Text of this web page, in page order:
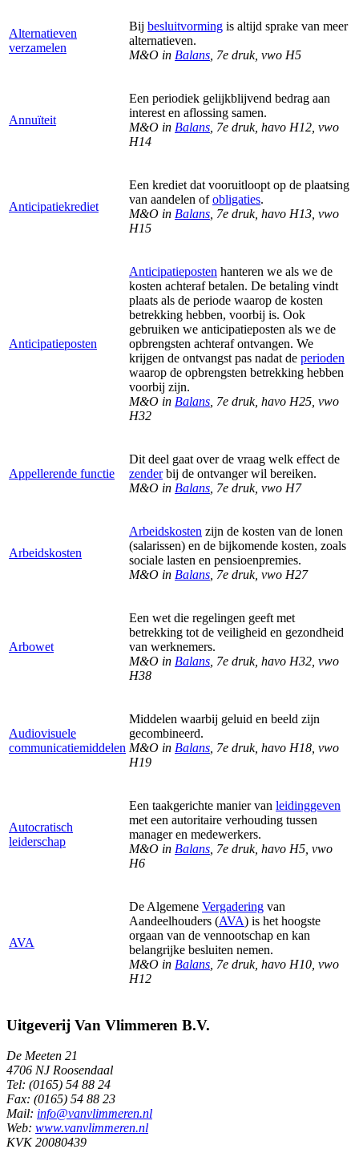
Alternatieven
verzamelen
Bij besluitvorming is altijd sprake van meer
alternatieven.
M&O in Balans , 7e druk, vwo H5
Annuïteit
Een periodiek gelijkblijvend bedrag aan
interest en aflossing samen.
M&O in Balans , 7e druk, havo H12, vwo
H14
Anticipatiekrediet
Een krediet dat vooruitloopt op de plaatsing
van aandelen ofobligaties.
M&O in Balans , 7e druk, havo H13, vwo
H15
Anticipatieposten
Anticipatieposten hanteren we als we de
kosten achteraf betalen. De betaling vindt
plaats als de periode waarop de kosten
betrekking hebben, voorbij is. Ook
gebruiken we anticipatieposten als we de
opbrengsten achteraf ontvangen. We
krijgen de ontvangst pas nadat de perioden
waarop de opbrengsten betrekking hebben
voorbij zijn.
M&O in Balans , 7e druk, havo H25, vwo
H32
Appellerende functie
Dit deel gaat over de vraag welk effect de
zenderbij de ontvanger wil bereiken.
M&O in Balans , 7e druk, vwo H7
Arbeidskosten
Arbeidskosten zijn de kosten van de lonen
(salarissen) en de bijkomende kosten, zoals
sociale lasten en pensioenpremies.
M&O in Balans , 7e druk, vwo H27
Arbowet
Een wet die regelingen geeft met
betrekking tot de veiligheid en gezondheid
van werknemers.
M&O in Balans , 7e druk, havo H32, vwo
H38
Audiovisuele
communicatiemiddelen
Middelen waarbij geluid en beeld zijn
gecombineerd.
M&O in Balans , 7e druk, havo H18, vwo
H19
Autocratisch
leiderschap
Een taakgerichte manier van leidinggeven
met een autoritaire verhouding tussen
manager en medewerkers.
M&O in Balans , 7e druk, havo H5, vwo
H6
AVA
De Algemene Vergadering van
Aandeelhouders (AVA) is het hoogste
orgaan van de vennootschap en kan
belangrijke besluiten nemen.
M&O in Balans , 7e druk, havo H10, vwo
H12
Uitgeverij Van Vlimmeren B.V.
De Meeten 21
4706 NJ Roosendaal
Tel: (0165) 54 88 24
Fax: (0165) 54 88 23
Mail: info@vanvlimmeren.nl
Web: www.vanvlimmeren.nl
KVK 20080439